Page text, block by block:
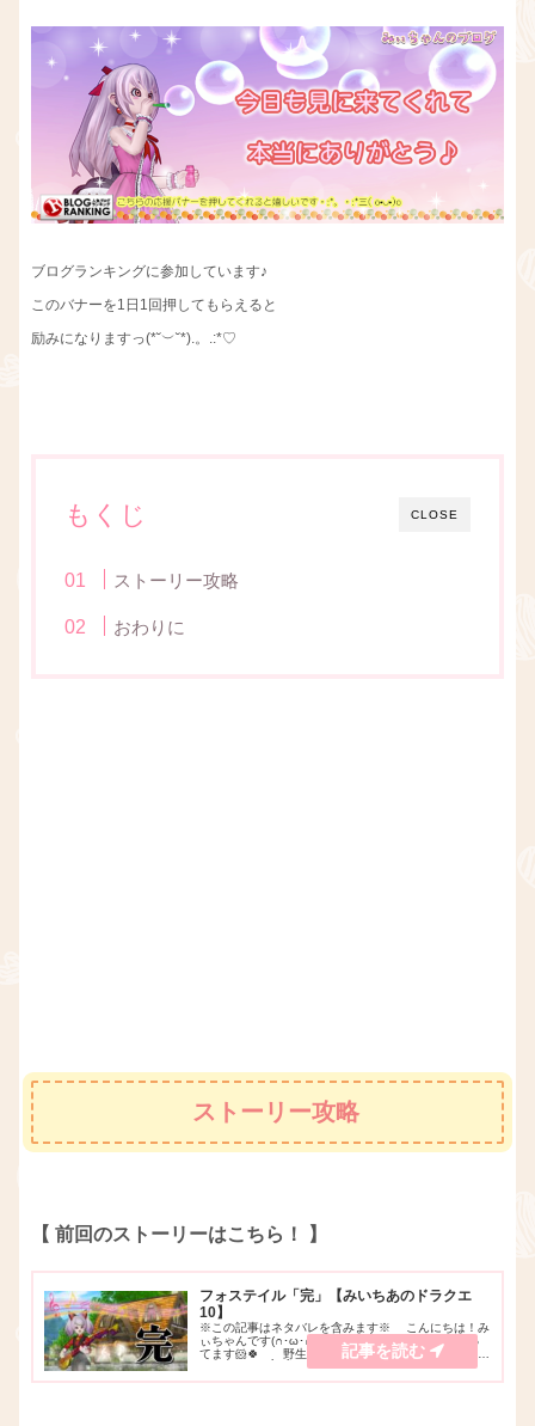
ブログランキングに参加しています♪
このバナーを1日1回押してもらえると
励みになりますっ(*˘︶˘*).。.:*♡
CLOSE
もくじ
ストーリー攻略
おわりに
ストーリー攻略
【 前回のストーリーはこちら！ 】
フォステイル「完」【みいちあのドラクエ
10】
※この記事はネタバレを含みます※ こんにちは！み
ぃちゃんです(∩･ω･∩)♪YouTubeでゲーム実況をやっ
てます🐹🍀 野生のフォステイル にまたまた会って
きました！( • ̀ω•́ )✧ｷﾗｰﾝ いつもとろけそうな言葉
を言ってくれま...